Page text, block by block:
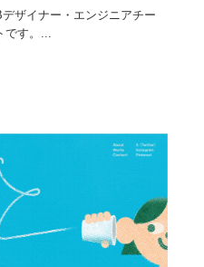
ザイナー・エンジニアチー
です。...